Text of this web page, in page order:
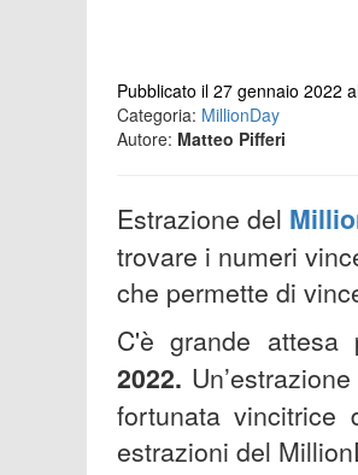
Pubblicato il 27 gennaio 2022
Categoria: MillionDay
Autore: Matteo Pifferi
Estrazione del
trovare i numeri
che permette di
C'è grande attesa
2022.
fortunata vincitrice
estrazioni del